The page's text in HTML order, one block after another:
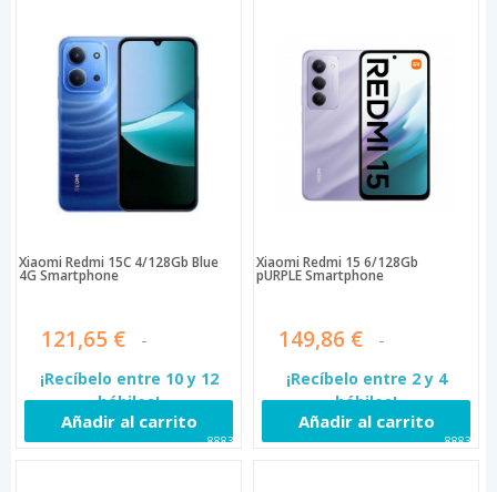
Xiaomi Redmi 15C 4/128Gb Blue
4G Smartphone
121,65 €
¡Recíbelo entre 10 y 12
hábiles!
Añadir al carrito
88836
Xiaomi Redmi 15 6/128Gb
pURPLE Smartphone
149,86 €
¡Recíbelo entre 2 y 4
hábiles!
Añadir al carrito
88837